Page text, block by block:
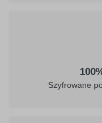
Szyfrowane